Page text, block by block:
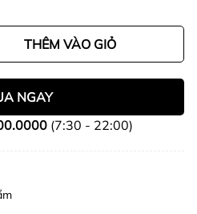
THÊM VÀO GIỎ
NGAY
(7:30 - 22:00)